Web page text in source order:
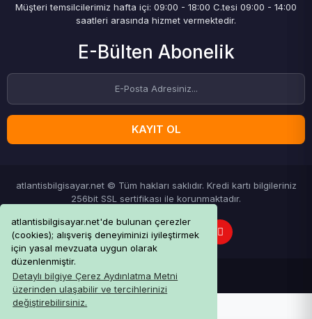
atlantisbilgisayar.net'de bulunan çerezler
(cookies); alışveriş deneyiminizi iyileştirmek
için yasal mevzuata uygun olarak
düzenlenmiştir.
Detaylı bilgiye Çerez Aydınlatma Metni
üzerinden ulaşabilir ve tercihlerinizi
değiştirebilirsiniz.
Müşteri temsilcilerimiz hafta içi: 09:00 - 18:00 C.tesi 09:00 - 14:00
saatleri arasında hizmet vermektedir.
E-Bülten Abonelik
KAYIT OL
atlantisbilgisayar.net © Tüm hakları saklıdır. Kredi kartı bilgileriniz
256bit SSL sertifikası ile korunmaktadır.